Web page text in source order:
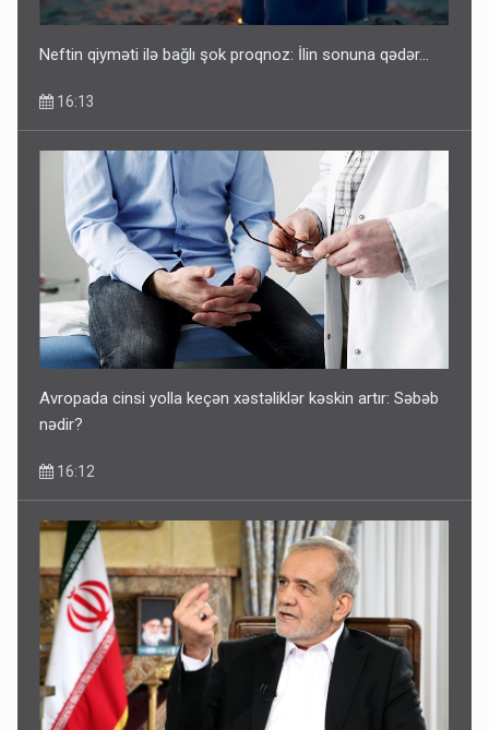
Neftin qiyməti ilə bağlı şok proqnoz: İlin sonuna qədər...
16:13
Avropada cinsi yolla keçən xəstəliklər kəskin artır: Səbəb
nədir?
16:12